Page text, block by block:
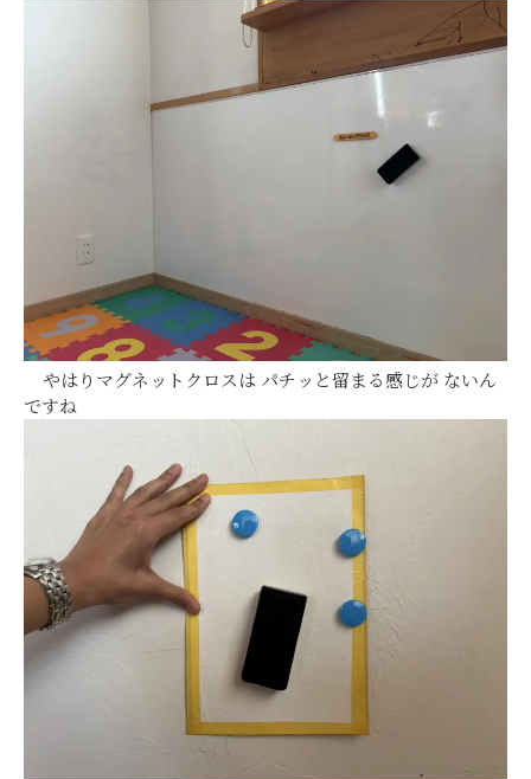
やはりマグネットクロスは パチッと留まる感じが ないん
ですね